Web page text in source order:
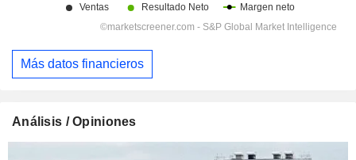
Más datos financieros
Análisis / Opiniones